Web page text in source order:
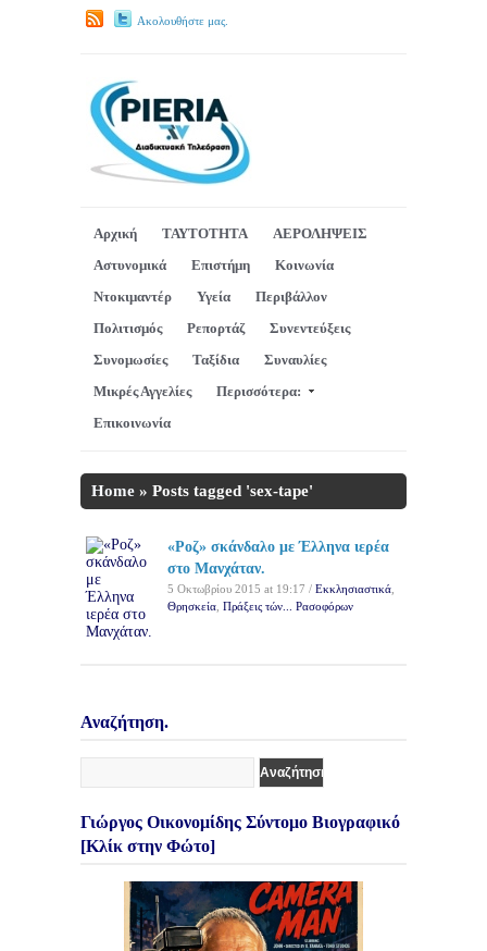
Ακολουθήστε μας.
Αρχική ΤΑΥΤΟΤΗΤΑ
ΑΕΡΟΛΗΨΕΙΣ
Αστυνομικά
Επιστήμη
Κοινωνία
Ντοκιμαντέρ
Υγεία
Περιβάλλον
Πολιτισμός
Ρεπορτάζ
Συνεντεύξεις
Συνομωσίες
Ταξίδια
Συναυλίες
Μικρές Αγγελίες
Περισσότερα:
Επικοινωνία
Home » Posts tagged 'sex-tape'
«Ροζ» σκάνδαλο με Έλληνα ιερέα
στο Μανχάταν.
5 Οκτωβρίου 2015 at 19:17 / Εκκλησιαστικά
Θρησκεία Πράξεις τών... Ρασοφόρων
Αναζήτηση.
Γιώργος Οικονομίδης Σύντομο Βιογραφικό
[Κλίκ στην Φώτο]